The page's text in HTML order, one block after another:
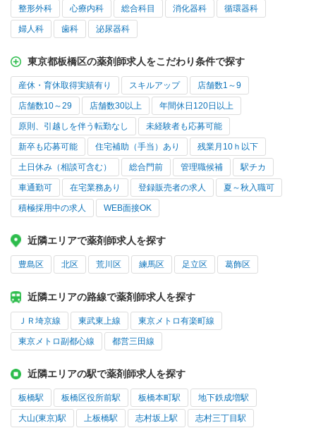
整形外科 心療内科 総合科目 消化器科 循環器科
婦人科 歯科 泌尿器科
東京都板橋区の薬剤師求人をこだわり条件で探す
産休・育休取得実績有り スキルアップ 店舗数1～9
店舗数10～29 店舗数30以上 年間休日120日以上
原則、引越しを伴う転勤なし 未経験者も応募可能
新卒も応募可能 住宅補助（手当）あり 残業月10ｈ以下
土日休み（相談可含む） 総合門前 管理職候補 駅チカ
車通勤可 在宅業務あり 登録販売者の求人 夏～秋入職可
積極採用中の求人 WEB面接OK
近隣エリアで薬剤師求人を探す
豊島区 北区 荒川区 練馬区 足立区 葛飾区
近隣エリアの路線で薬剤師求人を探す
ＪＲ埼京線 東武東上線 東京メトロ有楽町線
東京メトロ副都心線 都営三田線
近隣エリアの駅で薬剤師求人を探す
板橋駅 板橋区役所前駅 板橋本町駅 地下鉄成増駅
大山(東京)駅 上板橋駅 志村坂上駅 志村三丁目駅